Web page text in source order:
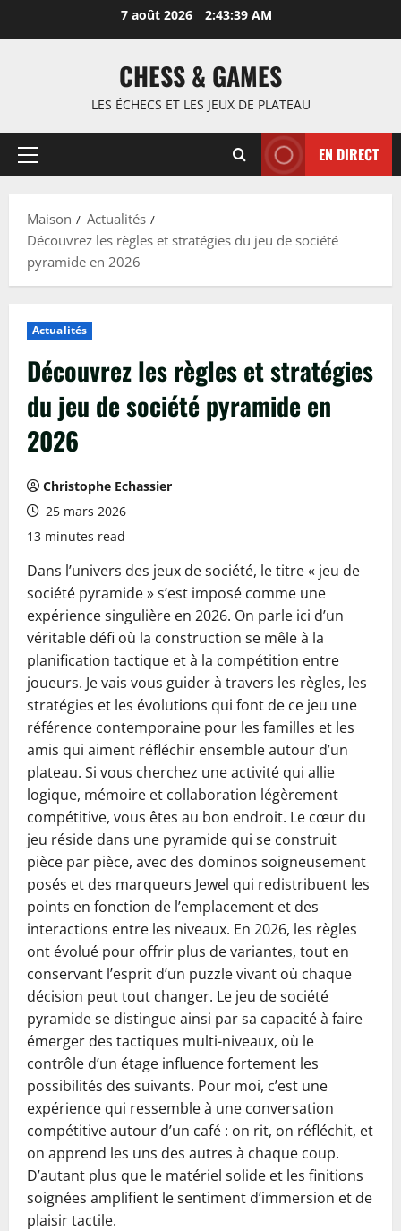
7 août 2026 2:43:40 AM
CHESS & GAMES
LES ÉCHECS ET LES JEUX DE PLATEAU
Menu
EN DIRECT
Maison
Actualités
Découvrez les règles et stratégies du jeu de société
pyramide en 2026
Actualités
Découvrez les règles et stratégies
du jeu de société pyramide en
2026
Christophe Echassier
25 mars 2026
13 minutes read
Dans l’univers des jeux de société, le titre « jeu de
société pyramide » s’est imposé comme une
expérience singulière en 2026. On parle ici d’un
véritable défi où la construction se mêle à la
planification tactique et à la compétition entre
joueurs. Je vais vous guider à travers les règles, les
stratégies et les évolutions qui font de ce jeu une
référence contemporaine pour les familles et les
amis qui aiment réfléchir ensemble autour d’un
plateau. Si vous cherchez une activité qui allie
logique, mémoire et collaboration légèrement
compétitive, vous êtes au bon endroit. Le cœur du
jeu réside dans une pyramide qui se construit
pièce par pièce, avec des dominos soigneusement
posés et des marqueurs Jewel qui redistribuent les
points en fonction de l’emplacement et des
interactions entre les niveaux. En 2026, les règles
ont évolué pour offrir plus de variantes, tout en
conservant l’esprit d’un puzzle vivant où chaque
décision peut tout changer. Le jeu de société
pyramide se distingue ainsi par sa capacité à faire
émerger des tactiques multi-niveaux, où le
contrôle d’un étage influence fortement les
possibilités des suivants. Pour moi, c’est une
expérience qui ressemble à une conversation
compétitive autour d’un café : on rit, on réfléchit, et
on apprend les uns des autres à chaque coup.
D’autant plus que le matériel solide et les finitions
soignées amplifient le sentiment d’immersion et de
plaisir tactile.